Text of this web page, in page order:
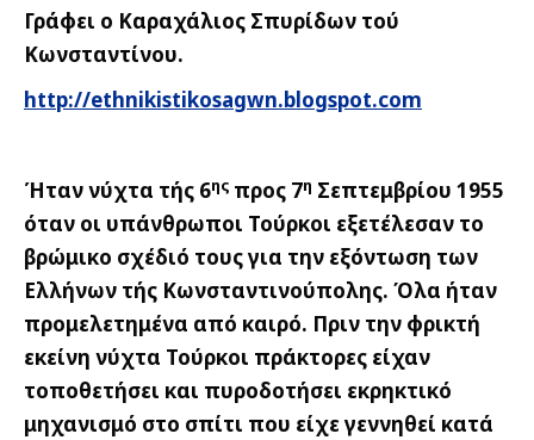
Γράφει ο Καραχάλιος Σπυρίδων τού
Κωνσταντίνου.
http://ethnikistikosagwn.blogspot.com
Ήταν νύχτα τής 6ης προς 7η Σεπτεμβρίου 1955
όταν οι υπάνθρωποι Τούρκοι εξετέλεσαν το
βρώμικο σχέδιό τους για την εξόντωση των
Ελλήνων τής Κωνσταντινούπολης. Όλα ήταν
προμελετημένα από καιρό. Πριν την φρικτή
εκείνη νύχτα Τούρκοι πράκτορες είχαν
τοποθετήσει και πυροδοτήσει εκρηκτικό
μηχανισμό στο σπίτι που είχε γεννηθεί κατά